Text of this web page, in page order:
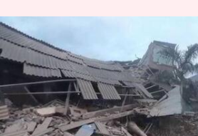
महाराष्ट्र: पांच मंजिला
70 से अधिक लोगों के
आशंका
लेखन भारत शर्मा Aug 24, 2020 09:36 pm